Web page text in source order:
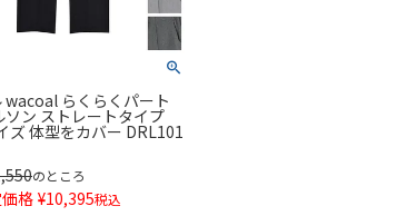
wacoal らくらくパート
ソン ストレートタイプ
ズ 体型をカバー DRL101
のところ
格 ¥10,395税込